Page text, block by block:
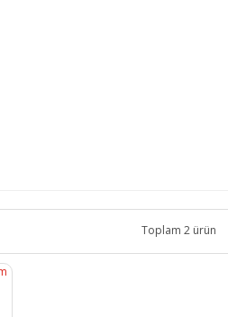
Toplam 2 ürün